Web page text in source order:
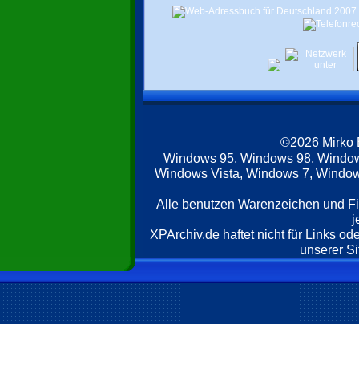
©2026 Mirko
Windows 95, Windows 98,
Windows Vista, Windows 7,
Alle benutzen Warenzeichen und
XPArchiv.de haftet nicht für Links
unserer